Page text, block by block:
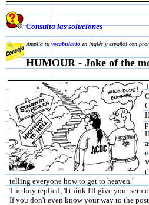
Consulta las soluciones
Amplia tu vocabulario en inglés y español con
HUMOUR - Joke of the
telling everyone how to get to heaven.'
The boy replied, 'I think I'll give your
If you don't even know your way to the